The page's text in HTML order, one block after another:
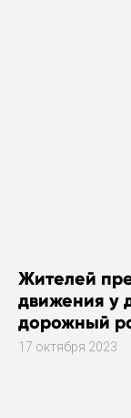
Жителей
движения у
дорожный
17 октября 2023